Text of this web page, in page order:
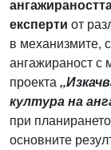
експерти от
в механизмите,
ангажираност с
проекта
култура на
при
основните